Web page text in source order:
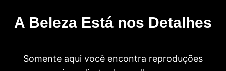
A Beleza Está nos Detalhes
Somente aqui você encontra reproduções